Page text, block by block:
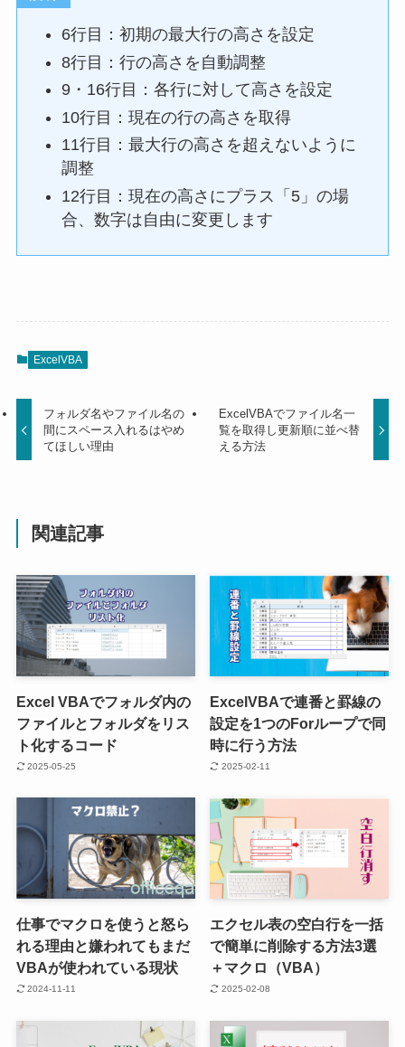
6行目：初期の最大行の高さを設定
8行目：行の高さを自動調整
9・16行目：各行に対して高さを設定
10行目：現在の行の高さを取得
11行目：最大行の高さを超えないように
調整
12行目：現在の高さにプラス「5」の場
合、数字は自由に変更します
ExcelVBA
フォルダ名やファイル名の
間にスペース入れるはやめ
てほしい理由
ExcelVBAでファイル名一
覧を取得し更新順に並べ替
える方法
関連記事
Excel VBAでフォルダ内の
ファイルとフォルダをリス
ト化するコード
2025-05-25
ExcelVBAで連番と罫線の
設定を1つのForループで同
時に行う方法
2025-02-11
仕事でマクロを使うと怒ら
れる理由と嫌われてもまだ
VBAが使われている現状
2024-11-11
エクセル表の空白行を一括
で簡単に削除する方法3選
＋マクロ（VBA）
2025-02-08